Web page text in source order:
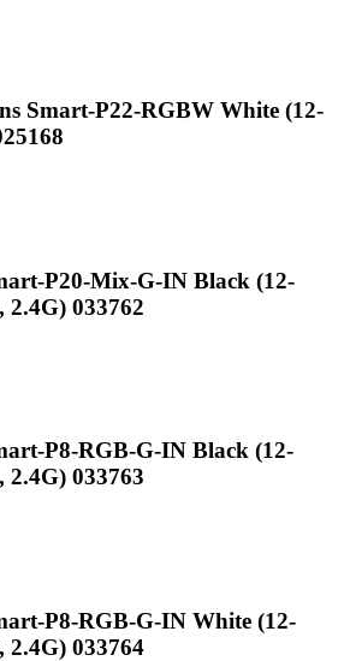
Smart-P22-RGBW White (12-
P20-Mix-G-IN Black (12-
2.4G) 033762
P8-RGB-G-IN Black (12-
2.4G) 033763
P8-RGB-G-IN White (12-
2.4G) 033764